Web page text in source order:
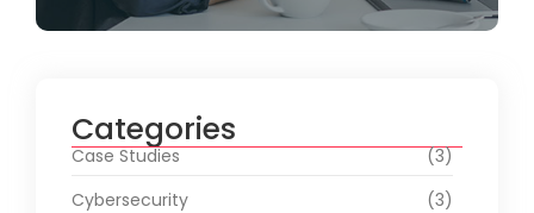
Categories
Case Studies
(3)
Cybersecurity
(3)